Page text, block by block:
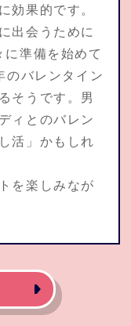
効果的です。
出会うために
準備を始めて
バレンタイン
そうです。男
ィとのバレン
活」かもしれ
を楽しみなが